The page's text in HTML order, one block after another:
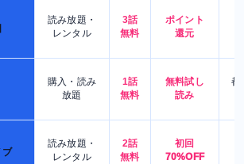
読み放題・
レンタル
3話
無料
ポイント
還元
購入・読み
放題
1話
無料
無料試し
読み
都
ブ
読み放題・
レンタル
2話
無料
初回
70%OFF